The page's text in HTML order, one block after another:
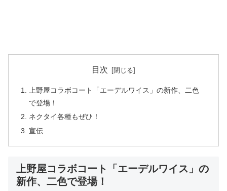
目次
上野屋コラボコート「エーデルワイス」の新作、二色
で登場！
ネクタイ各種もぜひ！
宣伝
上野屋コラボコート「エーデルワイス」の
新作、二色で登場！